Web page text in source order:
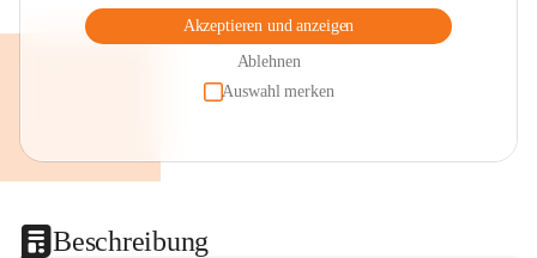
Akzeptieren und anzeigen
Ablehnen
Auswahl merken
Beschreibung